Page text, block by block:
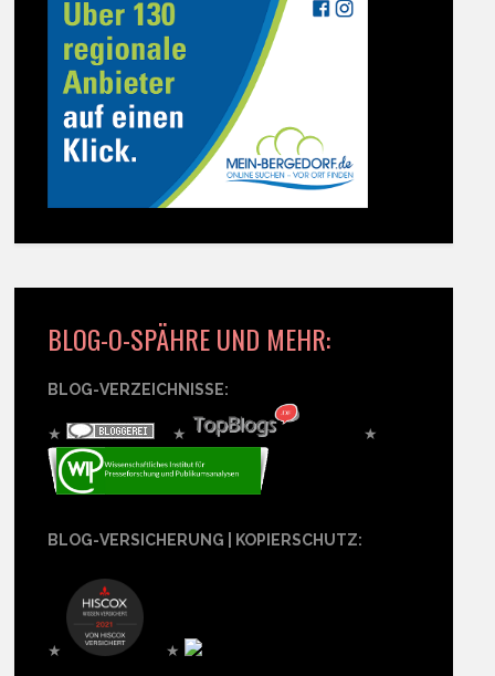
BLOG-O-SPÄHRE UND MEHR:
BLOG-VERZEICHNISSE:
★ ★ ★
BLOG-VERSICHERUNG | KOPIERSCHUTZ:
★ ★